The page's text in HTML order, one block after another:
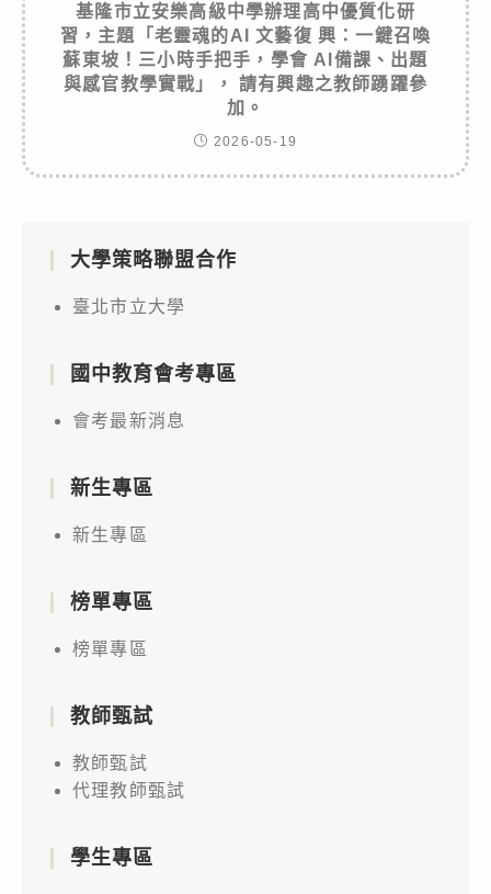
基隆市立安樂高級中學辦理高中優質化研
習，主題「老靈魂的AI 文藝復 興：一鍵召喚
蘇東坡！三小時手把手，學會 AI備課、出題
與感官教學實戰」， 請有興趣之教師踴躍參
加。
2026-05-19
大學策略聯盟合作
臺北市立大學
國中教育會考專區
會考最新消息
新生專區
新生專區
榜單專區
榜單專區
教師甄試
教師甄試
代理教師甄試
學生專區